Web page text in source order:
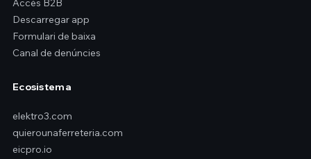
Accés B2B
Descarregar app
Formulari de baixa
Canal de denúncies
Ecosistema
elektro3.com
quierounaferreteria.com
eicpro.io